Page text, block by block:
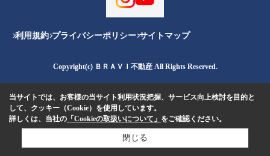
利用規約 プライバシーポリシー サイトマップ
Copyright(c) ＢＲＡＶＩ不動産 All Rights Reserved.
当サイトでは、お客様の当サイト利用状況把握、サービス向上検討を目的と
して、クッキー（Cookie）を使用しています。
詳しくは、当社の 「Cookieの取扱いについて」 をご確認ください。
閉じる